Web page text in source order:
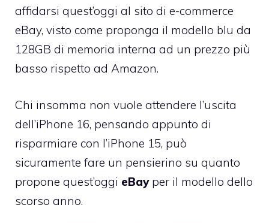
affidarsi quest’oggi al sito di e-commerce
eBay, visto come proponga il modello blu da
128GB di memoria interna ad un prezzo più
basso rispetto ad Amazon.
Chi insomma non vuole attendere l’uscita
dell’iPhone 16, pensando appunto di
risparmiare con l’iPhone 15, può
sicuramente fare un pensierino su quanto
propone quest’oggi eBayper il modello dello
scorso anno.